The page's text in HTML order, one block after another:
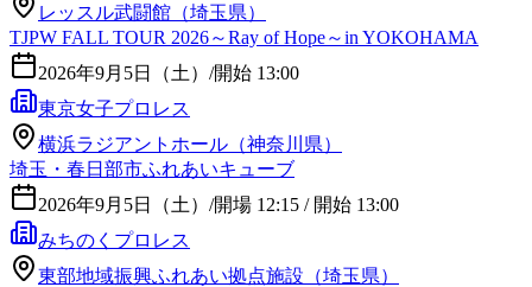
レッスル武闘館（埼玉県）
TJPW FALL TOUR 2026～Ray of Hope～in YOKOHAMA
2026年9月5日（土） /開始 13:00
東京女子プロレス
横浜ラジアントホール（神奈川県）
埼玉・春日部市ふれあいキューブ
2026年9月5日（土） /開場 12:15 / 開始 13:00
みちのくプロレス
東部地域振興ふれあい拠点施設（埼玉県）